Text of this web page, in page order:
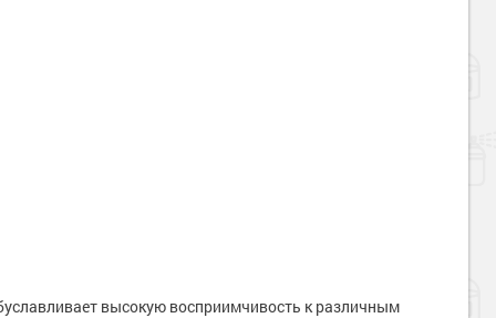
высокую восприимчивость к различным